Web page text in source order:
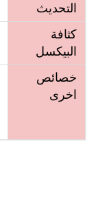
التحديث
كثافة
البيكسل
خصائص
اخرى